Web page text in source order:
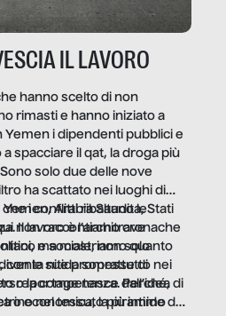
IL LAVORO
hanno scelto di non
rimasti e hanno iniziato a
Yemen i dipendenti pubblici e
spacciare il qat, la droga più
solo due delle nove
ha scattato nei luoghi di
i conflitti ribaltano le
Il lavoro è l’architrave
e sociale, non solo
nitida soprattutto nei
reportage nasce dall’idea
nel tessuto più intimo
Arabia Saudita, Stati
non raccontiamo cronache
ma mostriamo quanto
con le sue promesse di
la competenza. Perché, di
o economica, la piramide del